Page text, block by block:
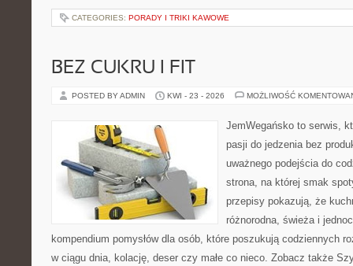
CATEGORIES: PORADY I TRIKI KAWOWE
BEZ CUKRU I FIT
POSTED BY ADMIN KWI - 23 - 2026 MOŻLIWOŚĆ
JemWegańsko to serwis,
pasji do jedzenia bez
uważnego podejścia do
strona, na której smak
przepisy pokazują, że
różnorodna, świeża i
kompendium pomysłów dla osób, które poszukują codziennych
w ciągu dnia, kolację, deser czy małe co nieco. Zobacz także